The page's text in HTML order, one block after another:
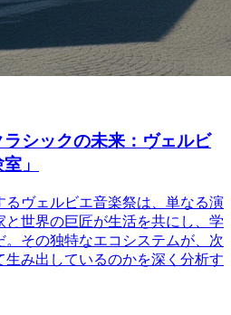
シックの未来：ヴェルビ
」
るヴェルビエ音楽祭は、単なる演
世界の巨匠が生活を共にし、学
その独特なエコシステムが、次
み出しているのかを深く分析す